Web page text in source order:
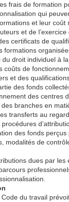
frais de formation
qui
et leur coût
et de
certificats de
formations
droit individuel à
coûts de
et des
des fonds
des centres
branches en
transferts au
des fonds
modalités de
dues par les
du travail